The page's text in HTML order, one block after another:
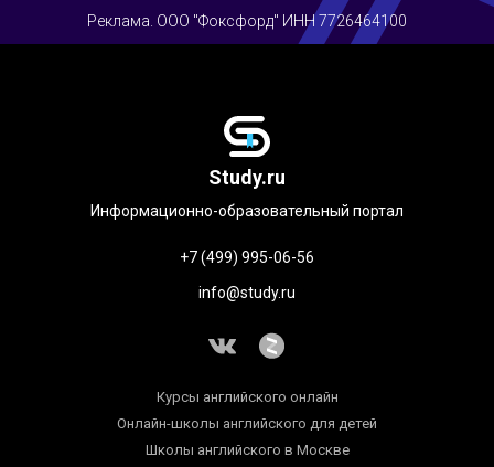
Реклама. ООО "Фоксфорд" ИНН 7726464100
Study.ru
Информационно-образовательный портал
+7 (499) 995-06-56
info@study.ru
Курсы английского онлайн
Онлайн-школы английского для детей
Школы английского в Москве